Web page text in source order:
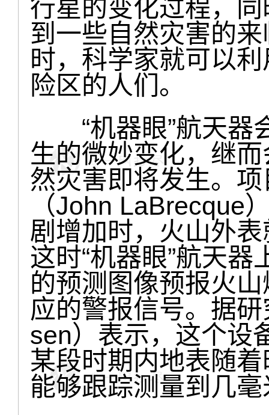
行星的变化过程，
到一些自然灾害的
时，科学家就可以
险区的人们。
“机器眼”航天器
生的微妙变化，继
然灾害即将发生。
（John LaBrecque
剧增加时，火山外
这时“机器眼”航天
的预测图像预报火
应的警报信号。据
sen）表示，这个设
某段时期内地表随
能够跟踪测量到几